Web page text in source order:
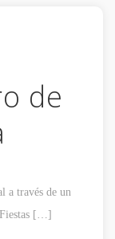
de
a través de un
[…]